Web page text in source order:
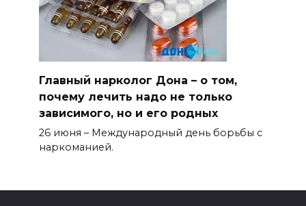
Главный нарколог Дона – о том,
почему лечить надо не только
зависимого, но и его родных
26 июня – Международный день борьбы с
наркоманией.